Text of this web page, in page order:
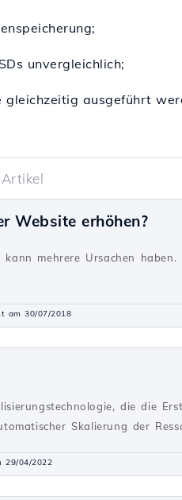
unvergleichlich;
ausgeführt
Website erhöhen?
mehrere Ursachen
am 30/07/2018
die die
Skalierung der
29/04/2022